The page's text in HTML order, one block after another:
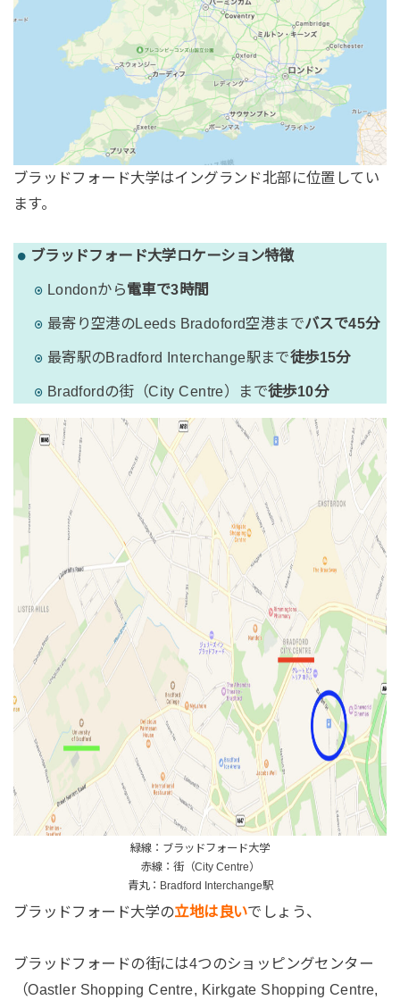
ブラッドフォード大学はイングランド北部に位置してい
ます。
ブラッドフォード大学ロケーション特徴
Londonから電車で3時間
最寄り空港のLeeds Bradoford空港までバスで45分
最寄駅のBradford Interchange駅まで徒歩15分
Bradfordの街（City Centre）まで徒歩10分
緑線：ブラッドフォード大学
赤線：街（City Centre）
青丸：Bradford Interchange駅
ブラッドフォード大学の立地は良いでしょう、
ブラッドフォードの街には4つのショッピングセンター
（Oastler Shopping Centre, Kirkgate Shopping Centre,